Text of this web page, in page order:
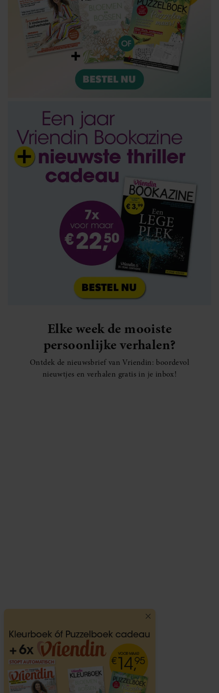
Elke week de mooiste
persoonlijke verhalen?
Ontdek de nieuwsbrief van Vriendin: boordevol
nieuwtjes en verhalen gratis in je inbox!